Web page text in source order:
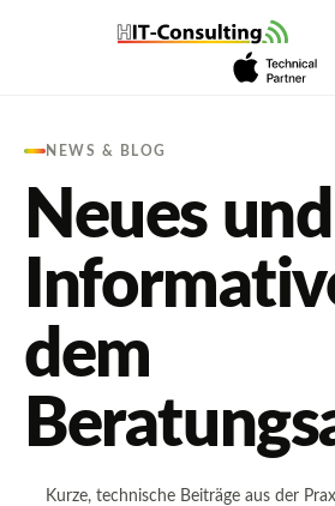
NEWS & BLOG
Neues und
dem
Kurze, technische Beiträge aus der